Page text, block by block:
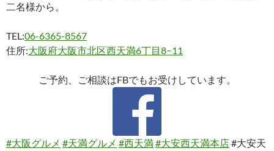
二名様から。
TEL:06-6365-8567
住所:大阪府大阪市北区西天満6丁目8−11
ご予約、ご相談はFBでもお受けしています。
#大阪グルメ #天満グルメ #西天満#大安西天満本店#大安天